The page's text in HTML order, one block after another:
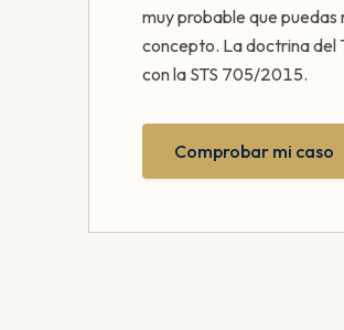
muy probable que
concepto. La doctrina del
con la STS 705/2015.
Comprobar mi caso